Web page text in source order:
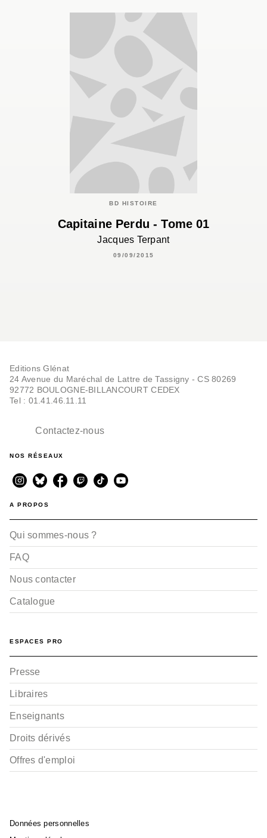
BD HISTOIRE
Capitaine Perdu - Tome 01
Jacques Terpant
09/09/2015
Editions Glénat
24 Avenue du Maréchal de Lattre de Tassigny - CS 80269
92772 BOULOGNE-BILLANCOURT CEDEX
Tel : 01.41.46.11.11
Contactez-nous
NOS RÉSEAUX
A PROPOS
Qui sommes-nous ?
FAQ
Nous contacter
Catalogue
ESPACES PRO
Presse
Libraires
Enseignants
Droits dérivés
Offres d'emploi
Données personnelles